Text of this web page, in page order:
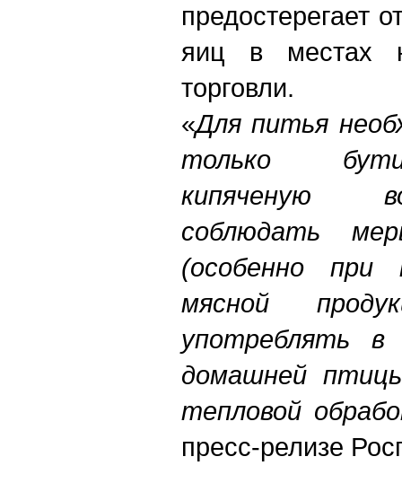
предостерегает
яиц в местах
торговли.
«Для питья
только
кипяченую
соблюдать
(особенно
мясной
употреблять
домашней
тепловой
пресс-релизе